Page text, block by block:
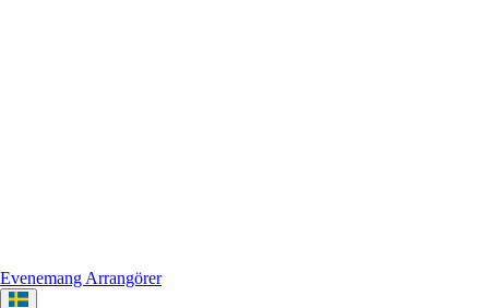
Evenemang Arrangörer